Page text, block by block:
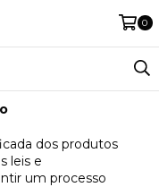
0
dos produtos
leis e
um processo